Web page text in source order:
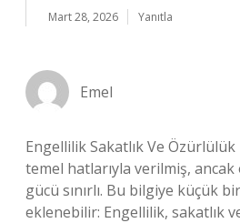
Mart 28, 2026 Yanıtla
Emel
Engellilik Sakatlık Ve
temel hatlarıyla verilmiş,
gücü sınırlı. Bu bilgiye küçük
eklenebilir: Engellilik, sakatlık